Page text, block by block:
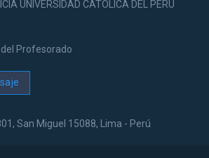
UNIVERSIDAD CATOLICA DEL PERU
Profesorado
San Miguel 15088, Lima - Perú